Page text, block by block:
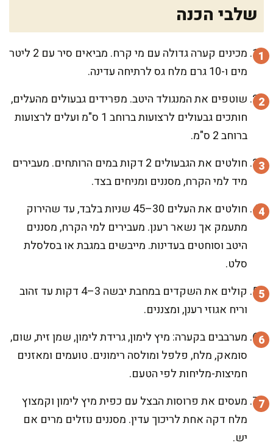
שלבי הכנה
מכינים קערה גדולה עם מי קרח. מביאים סיר עם 2 ליטר
מים ו-10 גרם מלח גס לרתיחה עדינה.
שוטפים את המנגולד היטב. מפרידים גבעולים מהעלים,
חותכים גבעולים לרצועות ברוחב 1 ס"מ ועלים לרצועות
ברוחב 2 ס"מ.
חולטים את הגבעולים 2 דקות במים הרותחים. מעבירים
מיד למי הקרח, מסננים ומניחים בצד.
חולטים את העלים 30–45 שניות בלבד, עד שהירוק
מתעמק אך נשאר רענן. מעבירים למי הקרח, מסננים
היטב וסוחטים בעדינות. מייבשים במגבת או בסלסלת
סלט.
קולים את השקדים במחבת יבשה 3–4 דקות עד זהוב
וריח אגוזי רענן, ומצננים.
מערבבים בקערה: מיץ לימון, גרידת לימון, שמן זית, שום,
סומאק, מלח, פלפל ומולסה רימונים. טועמים ומאזנים
חמיצות-מליחות לפי הטעם.
מעסים את פרוסות הבצל עם כפית מיץ לימון וקמצוץ
מלח דקה אחת לריכוך עדין. מסננים נוזלים מרים אם
יש.